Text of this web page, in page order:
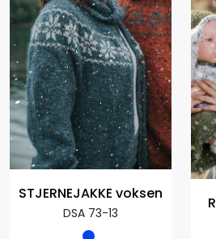
STJERNEJAKKE voksen
DSA 73-13